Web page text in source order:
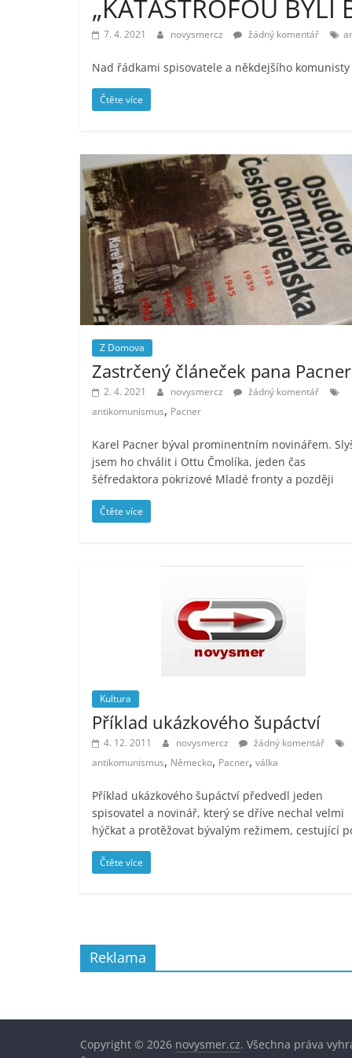
„KATASTROFOU BYLI
7. 4. 2021 novysmercz žádný komentář
Nad řádkami spisovatele a někdejšího
Čtěte více
Z Domova
Zastrčený článeček pana
2. 4. 2021 novysmercz
žádný komentář
antikomunismus, Pacner
Karel Pacner býval prominentním novinářem.
jsem ho chválit i Ottu Čmolíka, jeden čas
šéfredaktora pokrizové Mladé fronty a později
Čtěte více
Kultura
Příklad ukázkového šupáctví
4. 12. 2011 novysmercz
žádný komentář
antikomunismus, Německo, Pacner, válka
Příklad ukázkového šupáctví předvedl jeden
spisovatel a novinář, který se dříve nechal velmi
hýčkat a protěžovat bývalým režimem, cestující
Čtěte více
Reklama
Copyright © 2026 novysmer.cz. Všechna práva